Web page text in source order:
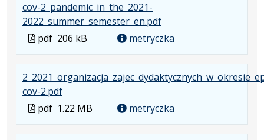
karcie.
cov-2_pandemic_in_the_2021-
2022_summer_semester_en.pdf.
Plik
pdf
.
Rozmiar
kB
.
Otwiera
nowej
Plik
pdf 206 kB metryczka
cov-2.pdf.
Plik
.
Rozmiar
.
Otwiera
Plik
pdf 1.22 MB metryczka